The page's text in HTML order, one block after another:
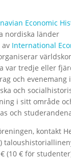
Economic
nordiska länder
International
var tredje eller
och evenemang
och
i sitt område
och
kontakt
(10 € för